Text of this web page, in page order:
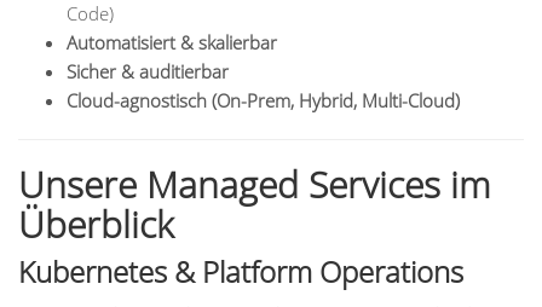
Code)
Automatisiert & skalierbar
Sicher & auditierbar
Cloud-agnostisch (On-Prem, Hybrid, Multi-Cloud)
Unsere Managed Services im
Überblick
Kubernetes & Platform Operations